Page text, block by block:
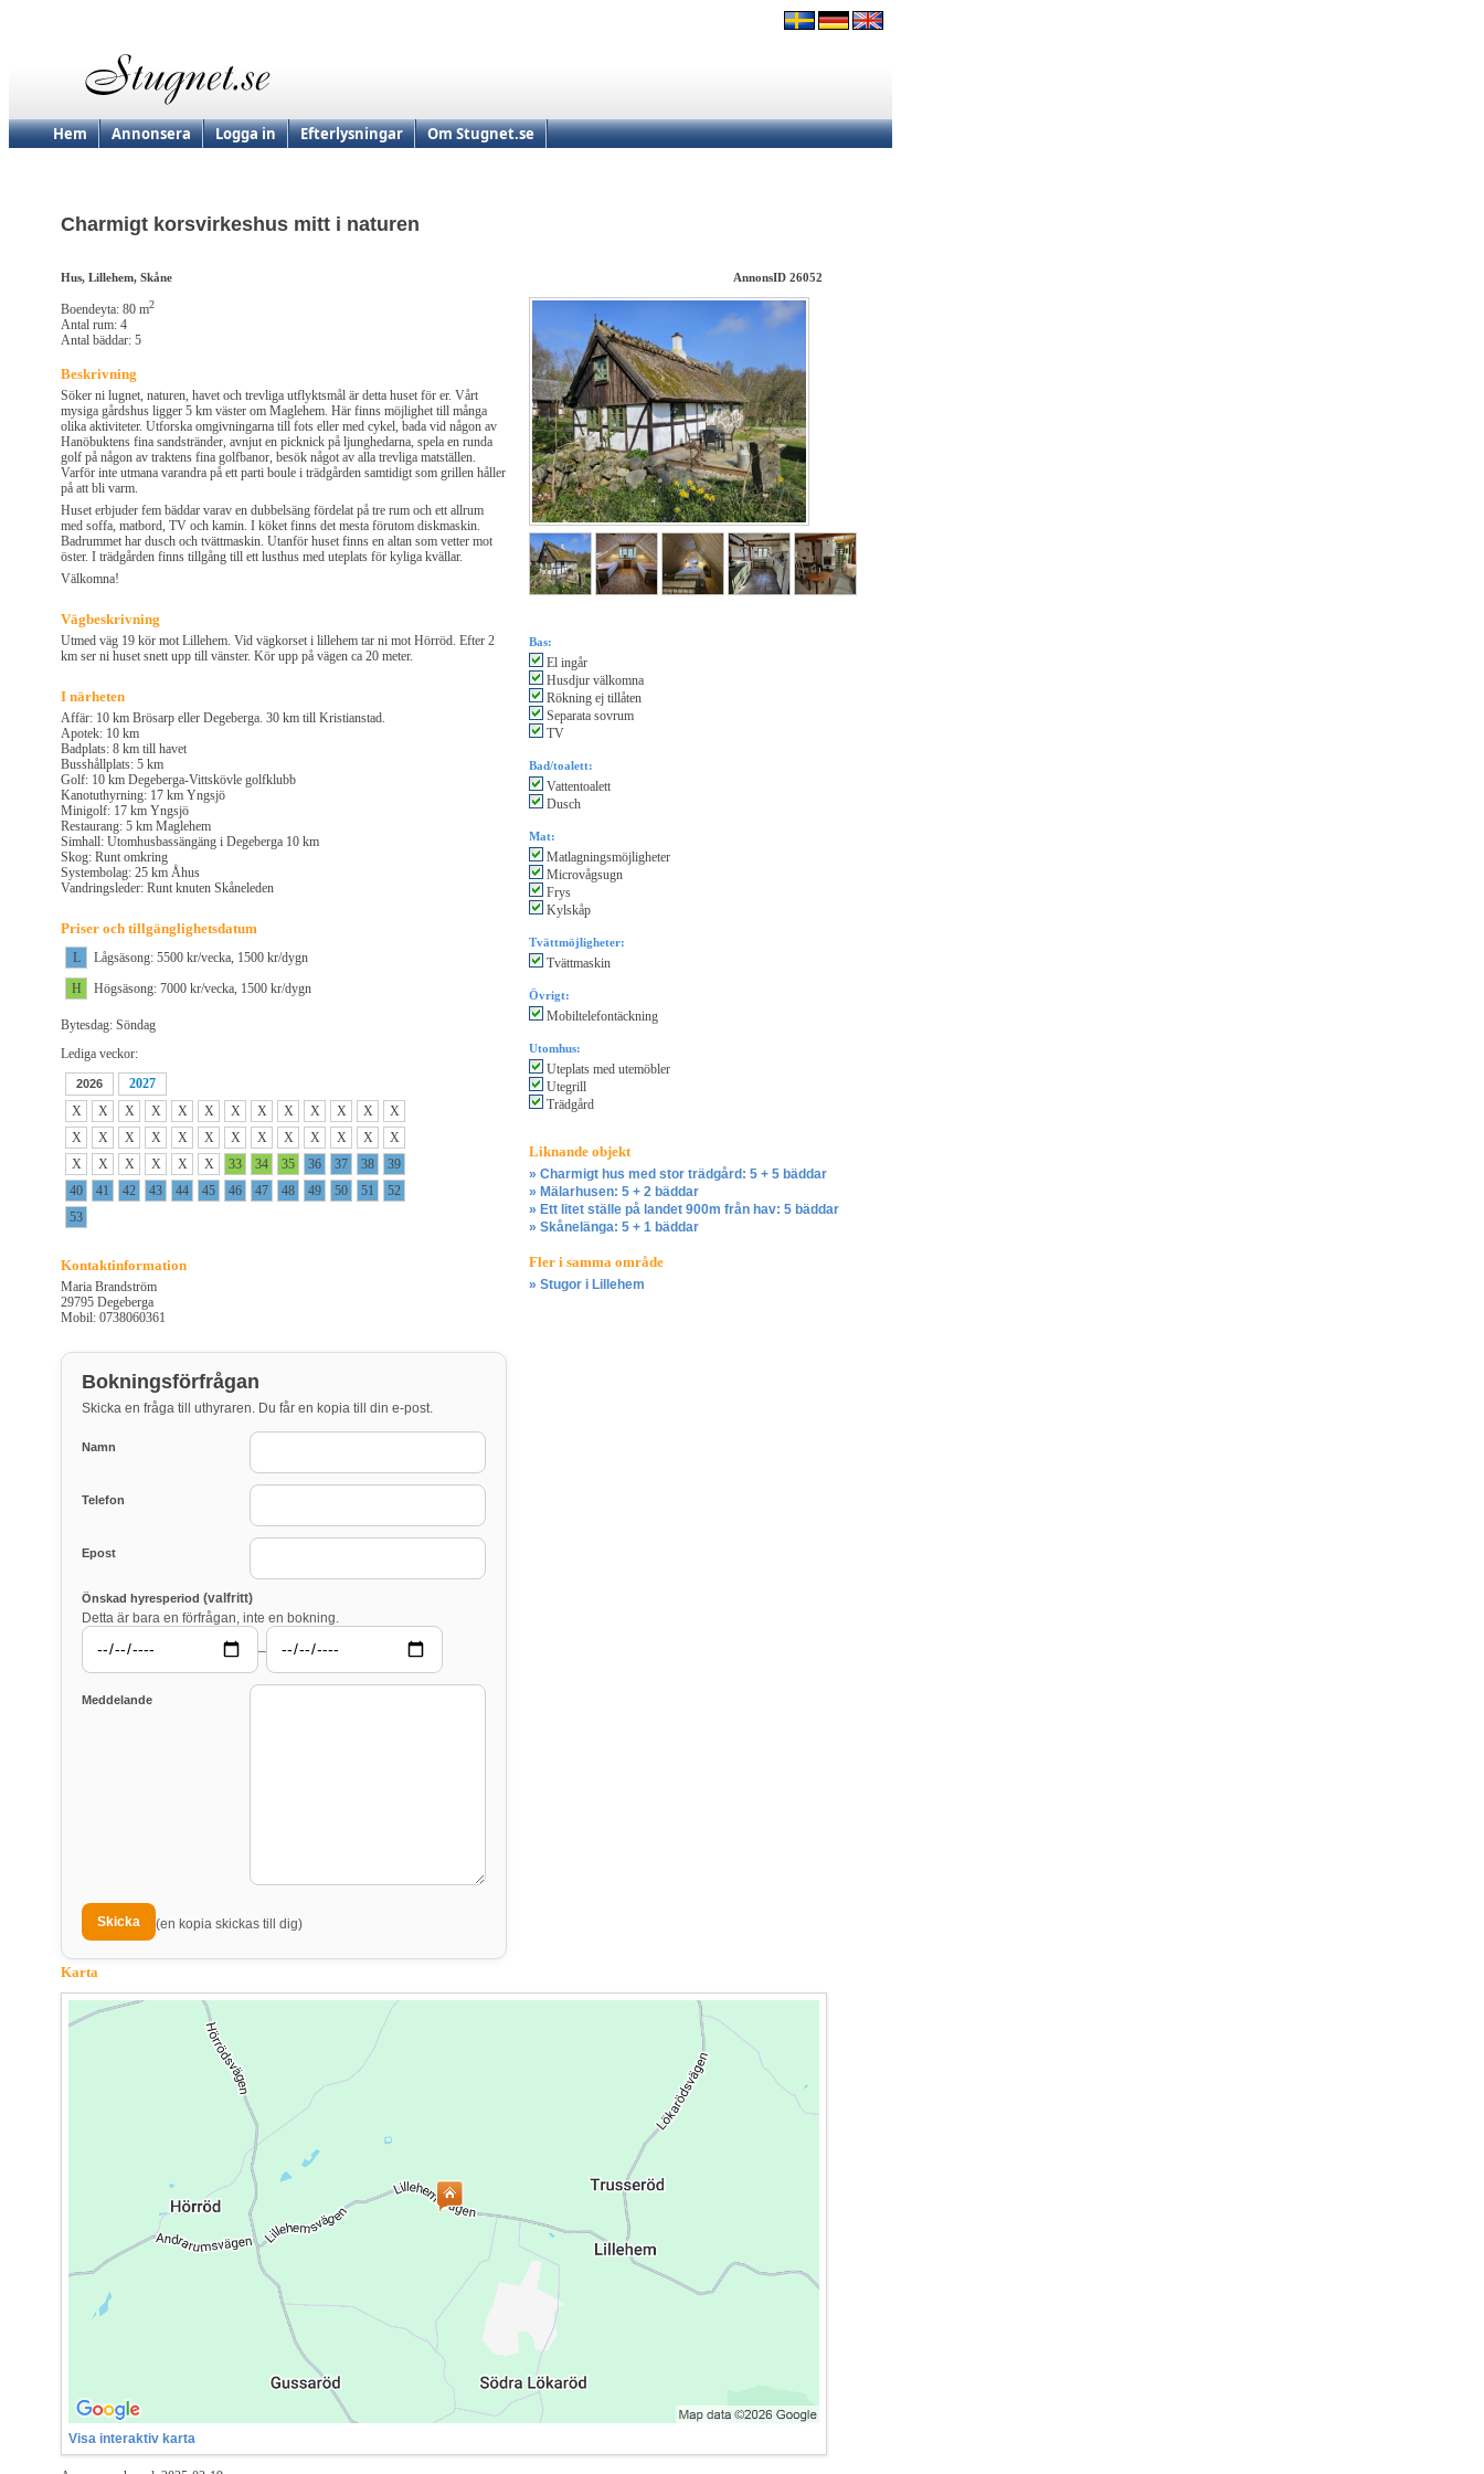
Hem Annonsera Logga in Efterlysningar Om Stugnet.se
Charmigt korsvirkeshus mitt i naturen
Hus, Lillehem, Skåne AnnonsID 26052
Boendeyta: 80 m2
Antal rum: 4
Antal bäddar: 5
Beskrivning
Söker ni lugnet, naturen, havet och trevliga utflyktsmål är detta huset för er. Vårt
mysiga gårdshus ligger 5 km väster om Maglehem. Här finns möjlighet till många
olika aktiviteter. Utforska omgivningarna till fots eller med cykel, bada vid någon av
Hanöbuktens fina sandstränder, avnjut en picknick på ljunghedarna, spela en runda
golf på någon av traktens fina golfbanor, besök något av alla trevliga matställen.
Varför inte utmana varandra på ett parti boule i trädgården samtidigt som grillen håller
på att bli varm.
Huset erbjuder fem bäddar varav en dubbelsäng fördelat på tre rum och ett allrum
med soffa, matbord, TV och kamin. I köket finns det mesta förutom diskmaskin.
Badrummet har dusch och tvättmaskin. Utanför huset finns en altan som vetter mot
öster. I trädgården finns tillgång till ett lusthus med uteplats för kyliga kvällar.
Välkomna!
Vägbeskrivning
Utmed väg 19 kör mot Lillehem. Vid vägkorset i lillehem tar ni mot Hörröd. Efter 2
km ser ni huset snett upp till vänster. Kör upp på vägen ca 20 meter.
I närheten
Affär: 10 km Brösarp eller Degeberga. 30 km till Kristianstad.
Apotek: 10 km
Badplats: 8 km till havet
Busshållplats: 5 km
Golf: 10 km Degeberga-Vittskövle golfklubb
Kanotuthyrning: 17 km Yngsjö
Minigolf: 17 km Yngsjö
Restaurang: 5 km Maglehem
Simhall: Utomhusbassängäng i Degeberga 10 km
Skog: Runt omkring
Systembolag: 25 km Åhus
Vandringsleder: Runt knuten Skåneleden
Priser och tillgänglighetsdatum
L
Lågsäsong: 5500 kr/vecka, 1500 kr/dygn
H
Högsäsong: 7000 kr/vecka, 1500 kr/dygn
Bytesdag: Söndag
Lediga veckor:
2026
2027
X
X X X X X X X X X X X
X
X
X X X X X X X X X X X
X
X
X X X X X 33 34 35 36 37 38
39
40
41 42 43 44 45 46 47 48 49 50 51
52
53
Kontaktinformation
Maria Brandström
29795 Degeberga
Mobil: 0738060361
Bokningsförfrågan
Skicka en fråga till uthyraren. Du får en kopia till din e-post.
Namn
Telefon
Epost
Önskad hyresperiod (valfritt)
Detta är bara en förfrågan, inte en bokning.
–
Meddelande
(en kopia skickas till dig)
Bas:
El ingår
Husdjur välkomna
Rökning ej tillåten
Separata sovrum
TV
Bad/toalett:
Vattentoalett
Dusch
Mat:
Matlagningsmöjligheter
Microvågsugn
Frys
Kylskåp
Tvättmöjligheter:
Tvättmaskin
Övrigt:
Mobiltelefontäckning
Utomhus:
Uteplats med utemöbler
Utegrill
Trädgård
Liknande objekt
» Charmigt hus med stor trädgård: 5 + 5 bäddar
» Mälarhusen: 5 + 2 bäddar
» Ett litet ställe på landet 900m från hav: 5 bäddar
» Skånelänga: 5 + 1 bäddar
Fler i samma område
» Stugor i Lillehem
Karta
Visa interaktiv karta